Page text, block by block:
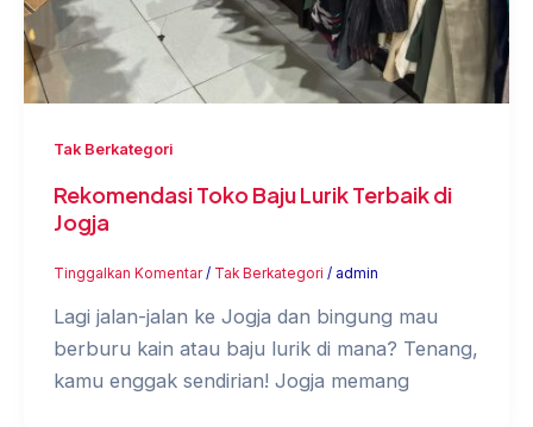
Tak Berkategori
Rekomendasi Toko Baju Lurik Terbaik di
Jogja
Tinggalkan Komentar / Tak Berkategori / admin
Lagi jalan-jalan ke Jogja dan bingung mau
berburu kain atau baju lurik di mana? Tenang,
kamu enggak sendirian! Jogja memang